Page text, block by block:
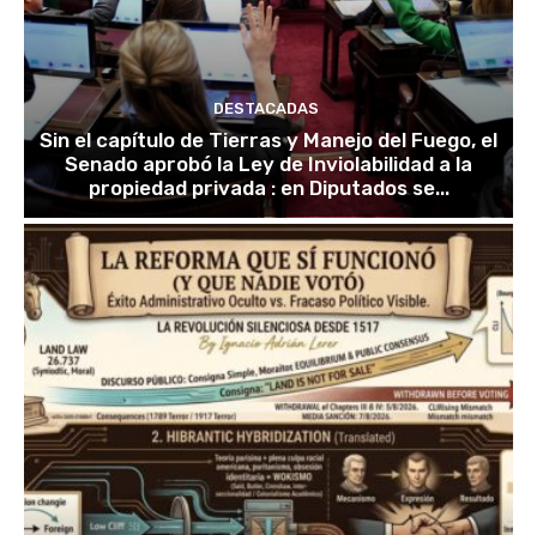
DESTACADAS
Sin el capítulo de Tierras y Manejo del Fuego, el
Senado aprobó la Ley de Inviolabilidad a la
propiedad privada : en Diputados se...